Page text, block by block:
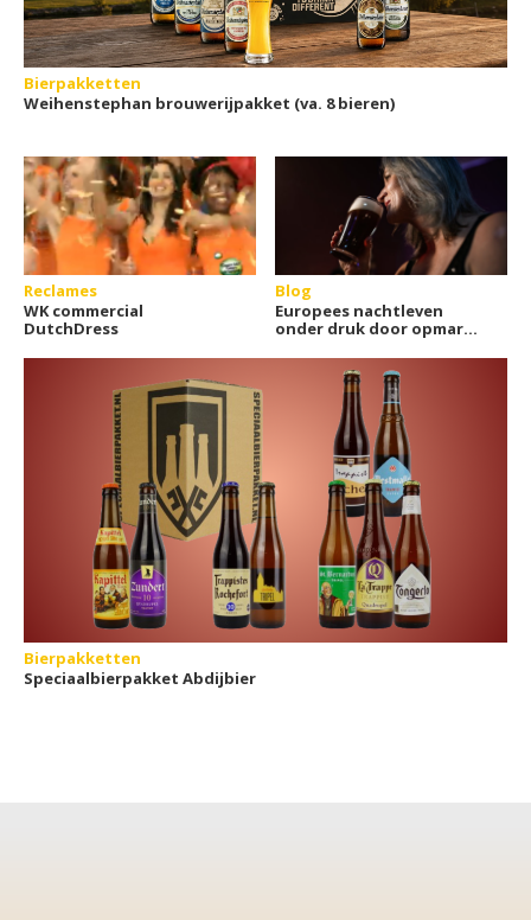
Bierpakketten
Weihenstephan brouwerijpakket (va. 8 bieren)
Reclames
WK commercial
DutchDress
Blog
Europees nachtleven
onder druk door opmars
Bierpakketten
Speciaalbierpakket Abdijbier